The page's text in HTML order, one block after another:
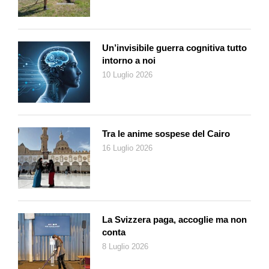
Peccato che a smentire il Pakistan siano stati proprio i
«civili» come sostiene Islamabad, ma terroristi quanto il loro
padrino. La famiglia Azhar al completo gestisce difatti la JeM,
che funziona come un’organizzazione di stampo mafioso degli
anni Cinquanta. E il giorno dopo, sia a Muridke che nel campo
dell’organizzazione e di ufficiali dell’esercito pakistano e dei
servizi segreti. Gli stessi ufficiali che, pochi giorni prima del
massacro di Pahalgam, avevano accolto a Bahawalpur Khalid
Qaddoomi, responsabile per l’Iran di Hamas, e altri quattro alti
sospetta che l’incontro abbia riguardato la condivisione delle
tattiche di attacco di Hamas del 7 ottobre 2023, che potrebbero
aver ispirato l’attacco di Pahalgam. D’altra parte i «fratelli» di
Hamas erano stati segnalati in Pakistan già lo scorso febbraio
Un’invisibile guerra cognitiva tutto
intorno a noi
10 Luglio 2026
Tra le anime sospese del Cairo
16 Luglio 2026
La Svizzera paga, accoglie ma non
conta
8 Luglio 2026